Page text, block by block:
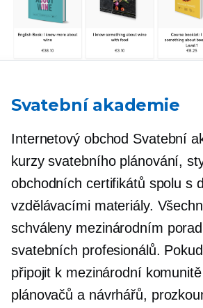
Svatební akademie
Internetový obchod Svatební
kurzy svatebního plánování,
obchodních certifikátů spolu s
vzdělávacími materiály.
schváleny mezinárodním
svatebních profesionálů.
připojit k mezinárodní
plánovačů a návrhářů,